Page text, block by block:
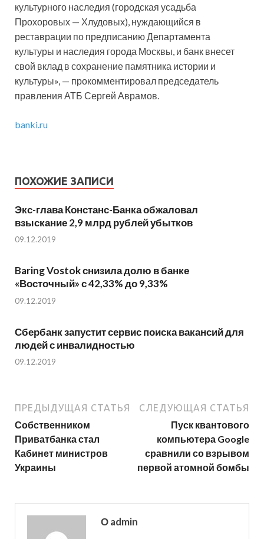
культурного наследия (городская усадьба
Прохоровых — Хлудовых), нуждающийся в
реставрации по предписанию Департамента
культуры и наследия города Москвы, и банк внесет
свой вклад в сохранение памятника истории и
культуры», — прокомментировал председатель
правления АТБ Сергей Аврамов.
banki.ru
ПОХОЖИЕ ЗАПИСИ
Экс-глава Констанс-Банка обжаловал
взыскание 2,9 млрд рублей убытков
09.12.2019
Baring Vostok снизила долю в банке
«Восточный» с 42,33% до 9,33%
09.12.2019
Сбербанк запустит сервис поиска вакансий для
людей с инвалидностью
09.12.2019
ПРЕДЫДУЩАЯ СТАТЬЯ
Собственником
Приватбанка стал
Кабинет министров
Украины
СЛЕДУЮЩАЯ СТАТЬЯ
Пуск квантового
компьютера Google
сравнили со взрывом
первой атомной бомбы
О admin